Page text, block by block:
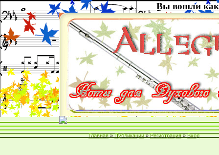
Вы вошли как
Главная » Публикации » Регистрация » Вход